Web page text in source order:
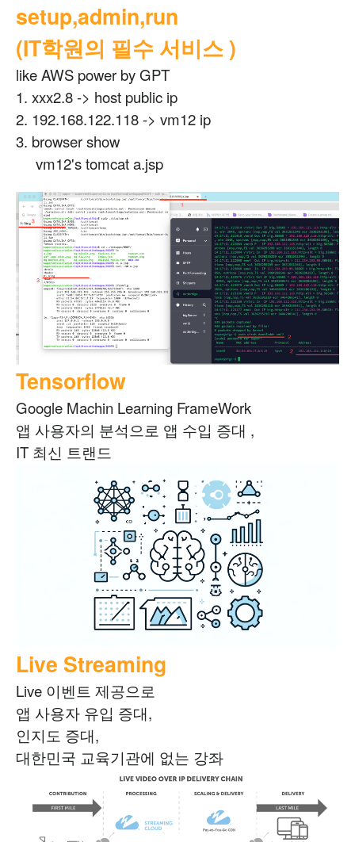
setup,admin,run
(IT학원의 필수 서비스 )
like AWS power by GPT
1. xxx2.8 -> host public ip
2. 192.168.122.118 -> vm12 ip
3. browser show
vm12's tomcat a.jsp
Tensorflow
Google Machin Learning FrameWork
앱 사용자의 분석으로 앱 수입 증대 ,
IT 최신 트랜드
Live Streaming
Live 이벤트 제공으로
앱 사용자 유입 증대,
인지도 증대,
대한민국 교육기관에 없는 강좌